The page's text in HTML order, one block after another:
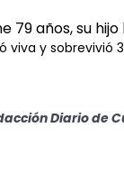
viva y sobrevivió
Diario de